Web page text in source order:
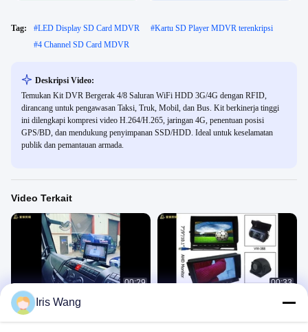
Tag: #LED Display SD Card MDVR #Kartu SD Player MDVR terenkripsi
#4 Channel SD Card MDVR
Deskripsi Video:
Temukan Kit DVR Bergerak 4/8 Saluran WiFi HDD 3G/4G dengan RFID,
dirancang untuk pengawasan Taksi, Truk, Mobil, dan Bus. Kit berkinerja tinggi
ini dilengkapi kompresi video H.264/H.265, jaringan 4G, penentuan posisi
GPS/BD, dan mendukung penyimpanan SSD/HDD. Ideal untuk keselamatan
publik dan pemantauan armada.
Video Terkait
00:29
Monitor Cadangan Mobil
Car Monitor
00:33
Iris Wang